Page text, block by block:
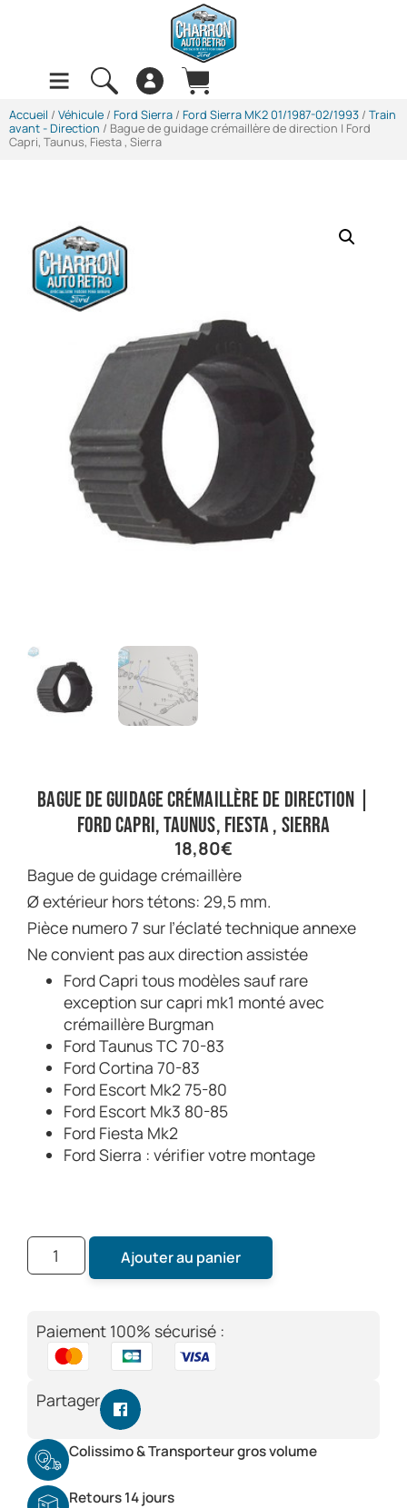
Accueil / Véhicule / Ford Sierra / Ford Sierra MK2 01/1987-02/1993 / Train
avant - Direction / Bague de guidage crémaillère de direction | Ford
Capri, Taunus, Fiesta , Sierra
Bague de guidage crémaillère de direction |
Ford Capri, Taunus, Fiesta , Sierra
18,80€
Bague de guidage crémaillère
Ø extérieur hors tétons: 29,5 mm.
Pièce numero 7 sur l’éclaté technique annexe
Ne convient pas aux direction assistée
Ford Capri tous modèles sauf rare
exception sur capri mk1 monté avec
crémaillère Burgman
Ford Taunus TC 70-83
Ford Cortina 70-83
Ford Escort Mk2 75-80
Ford Escort Mk3 80-85
Ford Fiesta Mk2
Ford Sierra : vérifier votre montage
Ajouter au panier
Paiement 100% sécurisé :
Partager
Colissimo & Transporteur gros volume
Retours 14 jours